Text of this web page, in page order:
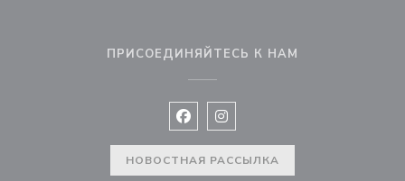
ПРИСОЕДИНЯЙТЕСЬ К НАМ
Facebook ((открывается в новом
Instagram ((открывается в
НОВОСТНАЯ РАССЫЛКА